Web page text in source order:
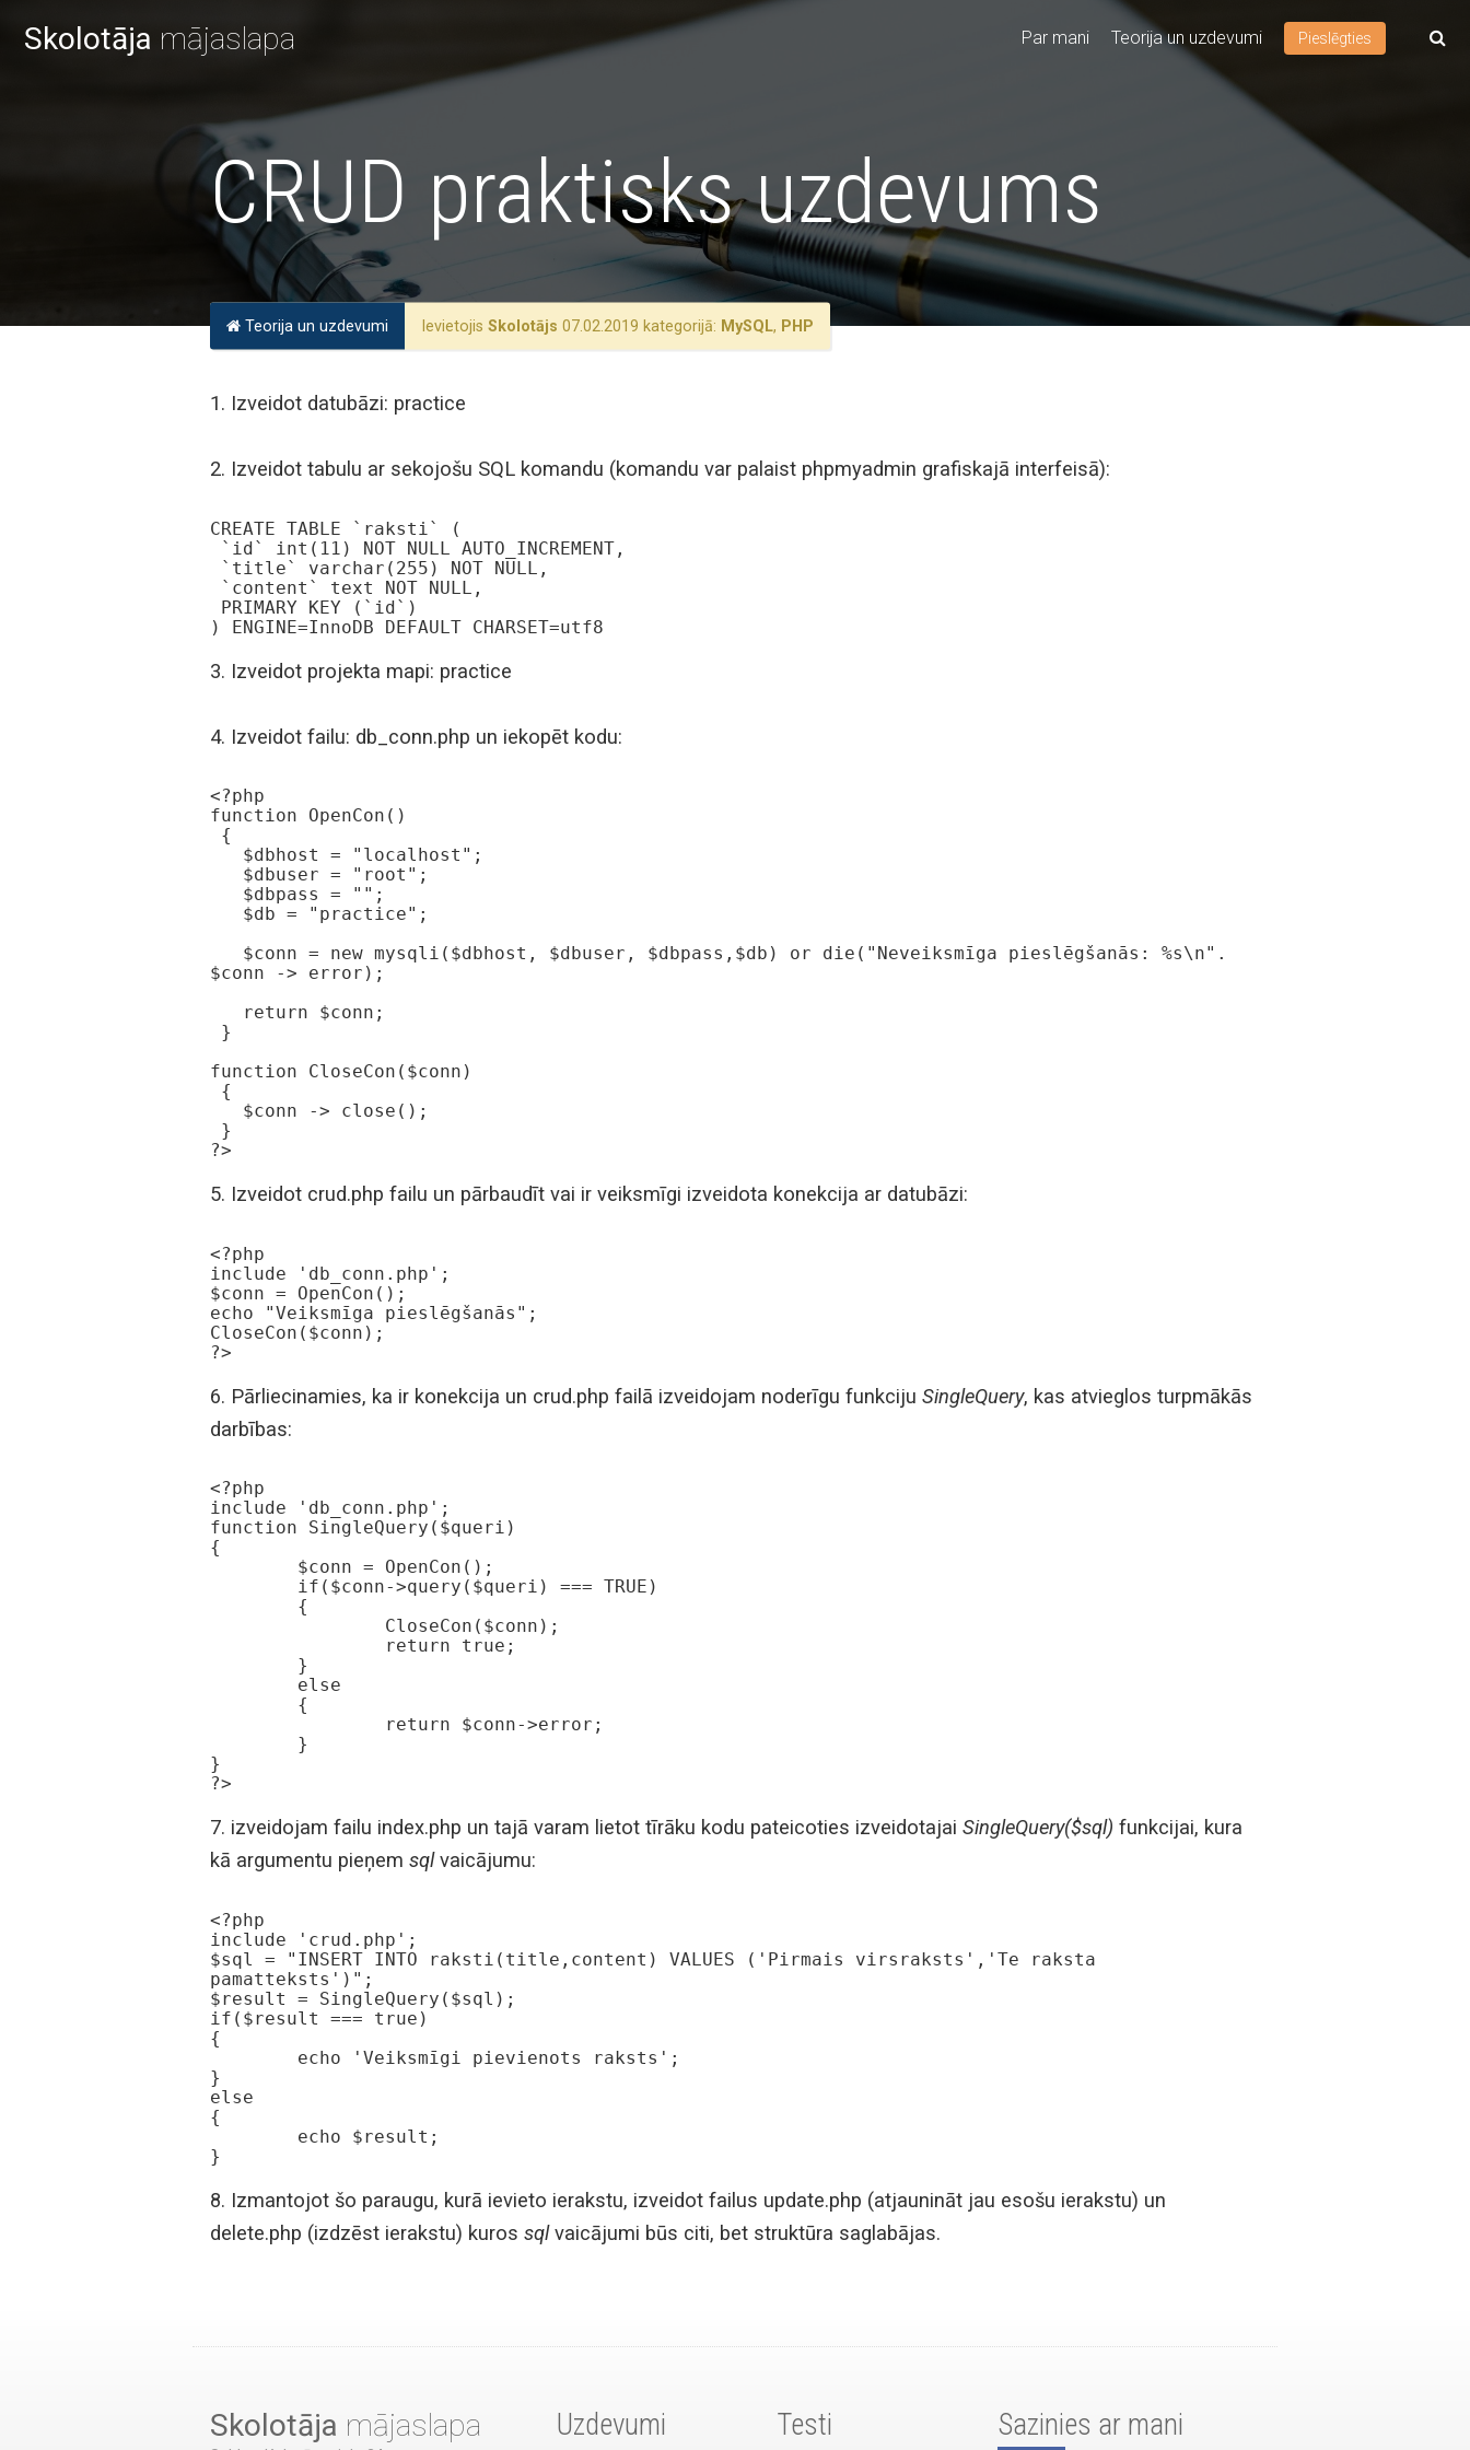
Skolotāja mājaslapa Par mani Teorija un uzdevumi Pieslēgties
CRUD praktisks uzdevums
Teorija un uzdevumi Ievietojis Skolotājs 07.02.2019 kategorijā: MySQL, PHP
1. Izveidot datubāzi: practice
2. Izveidot tabulu ar sekojošu SQL komandu (komandu var palaist phpmyadmin grafiskajā interfeisā):
CREATE TABLE `raksti` (
) ENGINE=InnoDB DEFAULT CHARSET=utf8
3. Izveidot projekta mapi: practice
4. Izveidot failu: db_conn.php un iekopēt kodu:
<?php
function OpenCon()
$conn -> error);
function CloseCon($conn)
?>
5. Izveidot crud.php failu un pārbaudīt vai ir veiksmīgi izveidota konekcija ar datubāzi:
<?php
include 'db_conn.php';
$conn = OpenCon();
echo "Veiksmīga pieslēgšanās";
CloseCon($conn);
?>
6. Pārliecinamies, ka ir konekcija un crud.php failā izveidojam noderīgu funkciju SingleQuery, kas atvieglos turpmākās
darbības:
<?php
include 'db_conn.php';
function SingleQuery($queri)
{
}
?>
7. izveidojam failu index.php un tajā varam lietot tīrāku kodu pateicoties izveidotajai SingleQuery($sql) funkcijai, kura
kā argumentu pieņem sqlvaicājumu:
<?php
include 'crud.php';
$sql = "INSERT INTO raksti(title,content) VALUES ('Pirmais virsraksts','Te raksta
pamatteksts')";
$result = SingleQuery($sql);
if($result === true)
{
}
else
{
}
8. Izmantojot šo paraugu, kurā ievieto ierakstu, izveidot failus update.php (atjaunināt jau esošu ierakstu) un
delete.php (izdzēst ierakstu) kuros sqlvaicājumi būs citi, bet struktūra saglabājas.
Skolotāja mājaslapa Uzdevumi Testi Sazinies ar mani